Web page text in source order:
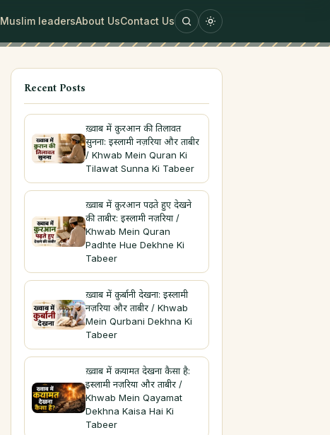
Muslim leadersAbout UsContact Us
Recent Posts
ख़्वाब में क़ुरआन की तिलावत
सुनना: इस्लामी नज़रिया और ताबीर
/ Khwab Mein Quran Ki
Tilawat Sunna Ki Tabeer
ख़्वाब में क़ुरआन पढ़ते हुए देखने
की ताबीर: इस्लामी नज़रिया /
Khwab Mein Quran
Padhte Hue Dekhne Ki
Tabeer
ख़्वाब में क़ुर्बानी देखना: इस्लामी
नज़रिया और ताबीर / Khwab
Mein Qurbani Dekhna Ki
Tabeer
ख़्वाब में क़यामत देखना कैसा है:
इस्लामी नज़रिया और ताबीर /
Khwab Mein Qayamat
Dekhna Kaisa Hai Ki
Tabeer